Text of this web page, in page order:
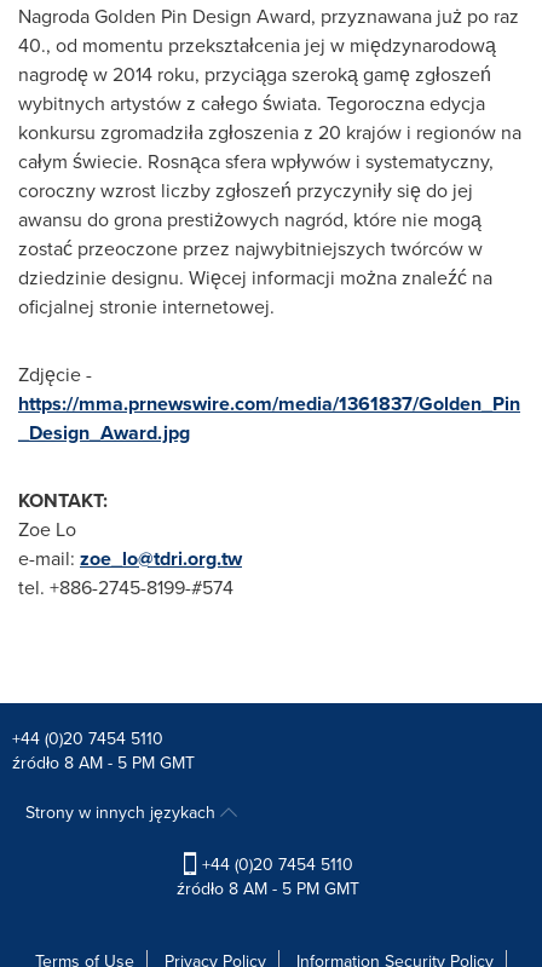
Nagroda Golden Pin Design Award, przyznawana już po raz
40., od momentu przekształcenia jej w międzynarodową
nagrodę w 2014 roku, przyciąga szeroką gamę zgłoszeń
wybitnych artystów z całego świata. Tegoroczna edycja
konkursu zgromadziła zgłoszenia z 20 krajów i regionów na
całym świecie. Rosnąca sfera wpływów i systematyczny,
coroczny wzrost liczby zgłoszeń przyczyniły się do jej
awansu do grona prestiżowych nagród, które nie mogą
zostać przeoczone przez najwybitniejszych twórców w
dziedzinie designu. Więcej informacji można znaleźć na
oficjalnej stronie internetowej.
Zdjęcie -
https://mma.prnewswire.com/media/1361837/Golden_Pin
_Design_Award.jpg
KONTAKT:
Zoe Lo
e-mail: zoe_lo@tdri.org.tw
tel. +886-2745-8199-#574
+44 (0)20 7454 5110
źródło 8 AM - 5 PM GMT
Strony w innych językach
+44 (0)20 7454 5110
źródło 8 AM - 5 PM GMT
Terms of Use Privacy Policy Information Security Policy